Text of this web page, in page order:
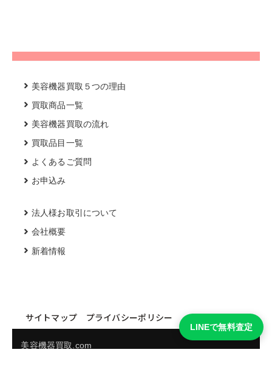
美容機器買取５つの理由
買取商品一覧
美容機器買取の流れ
買取品目一覧
よくあるご質問
お申込み
法人様お取引について
会社概要
新着情報
サイトマップ プライバシーポリシー
美容機器買取.com
LINEで無料査定